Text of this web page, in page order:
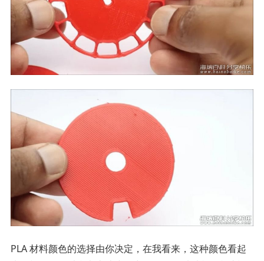
PLA 材料颜色的选择由你决定，在我看来，这种颜色看起